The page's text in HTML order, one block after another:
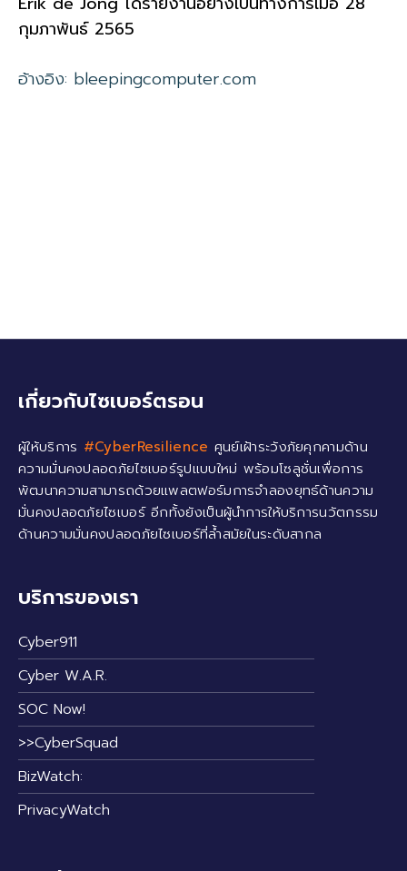
กุมภาพันธ์ 2565
อ้างอิง: bleepingcomputer.com
เกี่ยวกับไซเบอร์ตรอน
ผู้ให้บริการ #CyberResilience ศูนย์เฝ้าระวังภัยคุกคามด้าน
ความมั่นคงปลอดภัยไซเบอร์รูปแบบใหม่ พร้อมโซลูชั่นเพื่อการ
พัฒนาความสามารถด้วยแพลตฟอร์มการจำลองยุทธ์ด้านความ
มั่นคงปลอดภัยไซเบอร์ อีกทั้งยังเป็นผู้นำการให้บริการนวัตกรรม
ด้านความมั่นคงปลอดภัยไซเบอร์ที่ล้ำสมัยในระดับสากล
บริการของเรา
Cyber911
Cyber W.A.R.
SOC Now!
>>CyberSquad
BizWatch:
PrivacyWatch